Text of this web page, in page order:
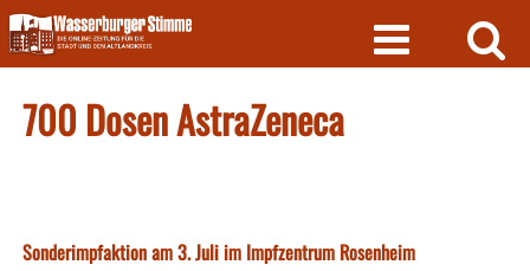
Skip
to
content
700 Dosen AstraZeneca
Sonderimpfaktion am 3. Juli im Impfzentrum Rosenheim